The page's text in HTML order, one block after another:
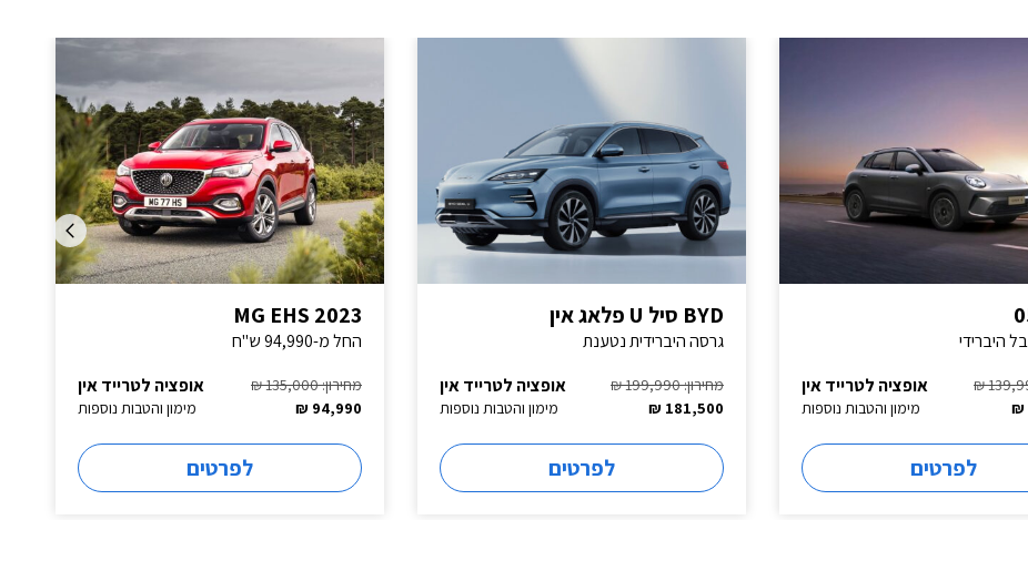
אופציה לטרייד אין
מימון והטבות נוספות
לפרטים
BYD סיל U פלאג אין
גרסה היברידית נטענת
אופציה לטרייד אין
מחירון: 199,990 ₪
מימון והטבות נוספות
181,500 ₪
לפרטים
MG EHS 2023
החל מ-94,990 ש"ח
אופציה לטרייד אין
מחירון: 135,000 ₪
מימון והטבות נוספות
94,990 ₪
לפרטים